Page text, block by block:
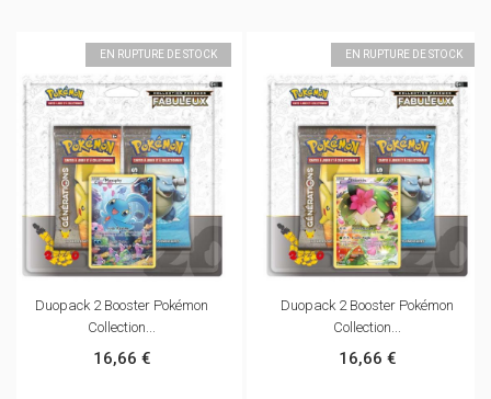
EN RUPTURE DE STOCK
Duopack 2 Booster Pokémon
Collection...
16,66 €
EN RUPTURE DE STOCK
Duopack 2 Booster Pokémon
Collection...
16,66 €